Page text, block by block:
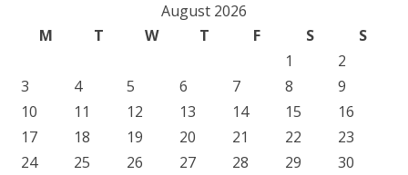
August 2026
M
T W T F S
S
1
2
3
4 5 6 7 8
9
10
11 12 13 14 15
16
17
18 19 20 21 22
23
24
25 26 27 28 29
30